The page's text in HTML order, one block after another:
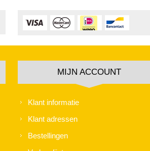
MIJN ACCOUNT
Klant informatie
Klant adressen
Bestellingen